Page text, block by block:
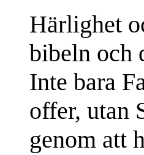
Härlighet
bibeln och
Inte bara
offer, utan
genom att